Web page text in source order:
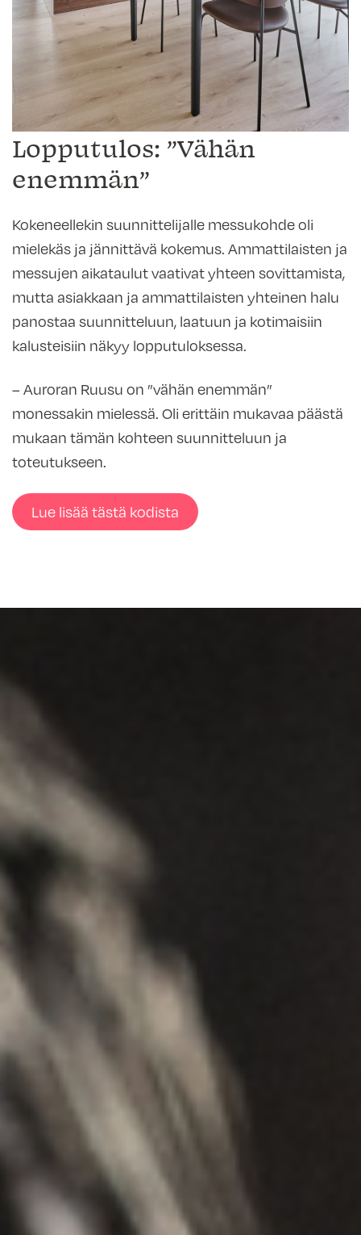
Lopputulos: ”Vähän
enemmän”
Kokeneellekin suunnittelijalle messukohde oli
mielekäs ja jännittävä kokemus. Ammattilaisten ja
messujen aikataulut vaativat yhteen sovittamista,
mutta asiakkaan ja ammattilaisten yhteinen halu
panostaa suunnitteluun, laatuun ja kotimaisiin
kalusteisiin näkyy lopputuloksessa.
– Auroran Ruusu on ”vähän enemmän”
monessakin mielessä. Oli erittäin mukavaa päästä
mukaan tämän kohteen suunnitteluun ja
toteutukseen.
Lue lisää tästä kodista